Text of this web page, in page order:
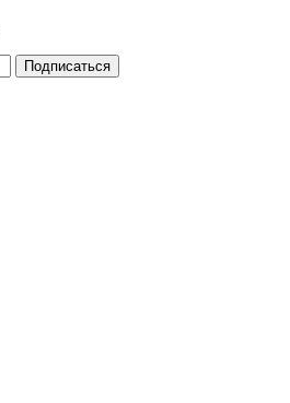
Подписаться